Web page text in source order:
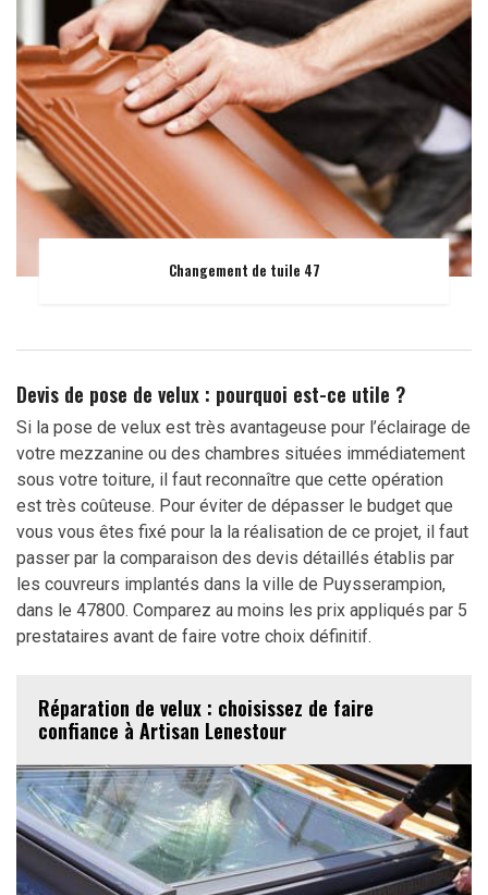
Changement de tuile 47
Devis de pose de velux : pourquoi est-ce utile ?
Si la pose de velux est très avantageuse pour l’éclairage de
votre mezzanine ou des chambres situées immédiatement
sous votre toiture, il faut reconnaître que cette opération
est très coûteuse. Pour éviter de dépasser le budget que
vous vous êtes fixé pour la la réalisation de ce projet, il faut
passer par la comparaison des devis détaillés établis par
les couvreurs implantés dans la ville de Puysserampion,
dans le 47800. Comparez au moins les prix appliqués par 5
prestataires avant de faire votre choix définitif.
Réparation de velux : choisissez de faire
confiance à Artisan Lenestour